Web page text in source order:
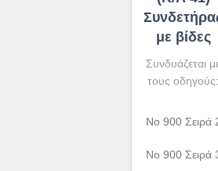
με βίδες
Συνδυάζεται
τους οδηγούς:
No 900 Σειρά
Νο 900 Σειρά